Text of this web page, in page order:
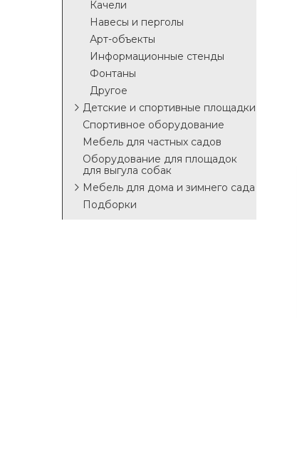
Качели
Навесы и перголы
Арт-объекты
Информационные стенды
Фонтаны
Другое
Детские и спортивные площадки
Спортивное оборудование
Мебель для частных садов
Оборудование для площадок
для выгула собак
Мебель для дома и зимнего сада
Подборки